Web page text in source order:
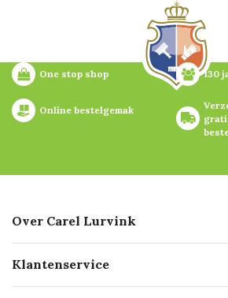
One stop shop 130
Online bestelgemak
Over Carel Lurvink
Geschiedenis
Klantenservice